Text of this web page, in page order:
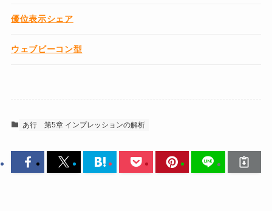
優位表示シェア
ウェブビーコン型
あ行 第5章 インプレッションの解析